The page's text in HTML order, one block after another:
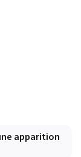
apparition